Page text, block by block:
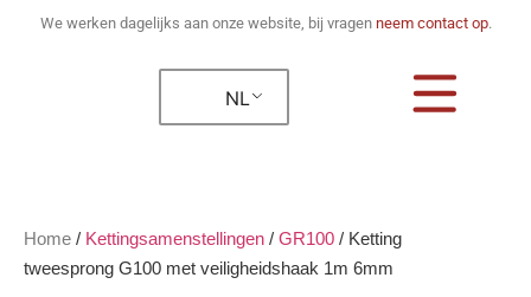
We werken dagelijks aan onze website, bij vragen neem contact op.
NL
Home / Kettingsamenstellingen / GR100 / Ketting
tweesprong G100 met veiligheidshaak 1m 6mm